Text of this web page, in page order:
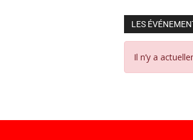
LES
Il n’y a